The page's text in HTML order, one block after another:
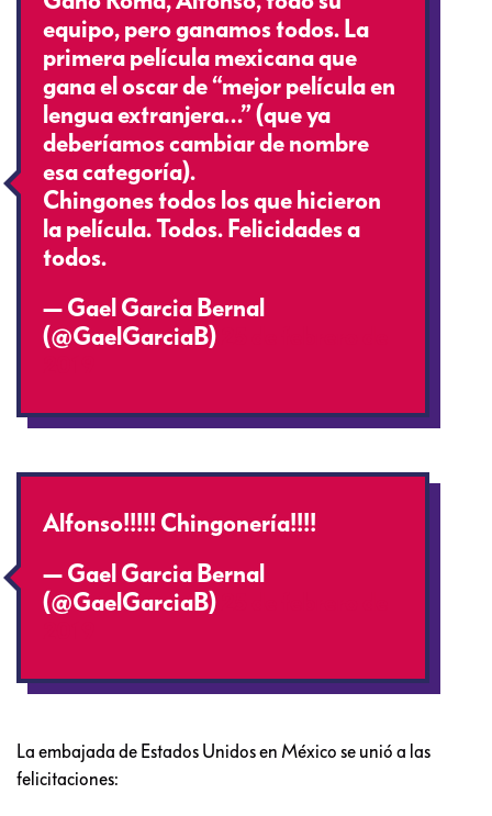
equipo, pero ganamos todos. La
primera película mexicana que
gana el oscar de “mejor película en
lengua extranjera…” (que ya
deberíamos cambiar de nombre
esa categoría).
Chingones todos los que hicieron
la película. Todos. Felicidades a
todos.
— Gael Garcia Bernal
(@GaelGarciaB)
Alfonso!!!!! Chingonería!!!!
— Gael Garcia Bernal
(@GaelGarciaB)
La embajada de Estados Unidos en México se unió a las
felicitaciones: